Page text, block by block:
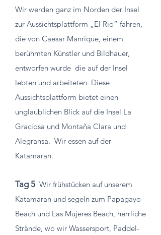
Wir werden ganz im Norden der Insel
zur Aussichtsplattform „El Rio“ fahren,
die von Caesar Manrique, einem
berühmten Künstler und Bildhauer,
entworfen wurde die auf der Insel
lebten und arbeiteten. Diese
Aussichtsplattform bietet einen
unglaublichen Blick auf die Insel La
Graciosa und Montaña Clara und
Alegransa. Wir essen auf der
Katamaran.
Tag 5 Wir frühstücken auf unserem
Katamaran und segeln zum Papagayo
Beach und Las Mujeres Beach, herrliche
Strände, wo wir Wassersport, Paddel-